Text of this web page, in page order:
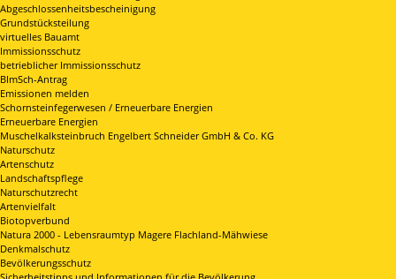
Abgeschlossenheitsbescheinigung
Grundstücksteilung
virtuelles Bauamt
Immissionsschutz
betrieblicher Immissionsschutz
BImSch-Antrag
Emissionen melden
Schornsteinfegerwesen / Erneuerbare Energien
Erneuerbare Energien
Muschelkalksteinbruch Engelbert Schneider GmbH & Co. KG
Naturschutz
Artenschutz
Landschaftspflege
Naturschutzrecht
Artenvielfalt
Biotopverbund
Natura 2000 - Lebensraumtyp Magere Flachland-Mähwiese
Denkmalschutz
Bevölkerungsschutz